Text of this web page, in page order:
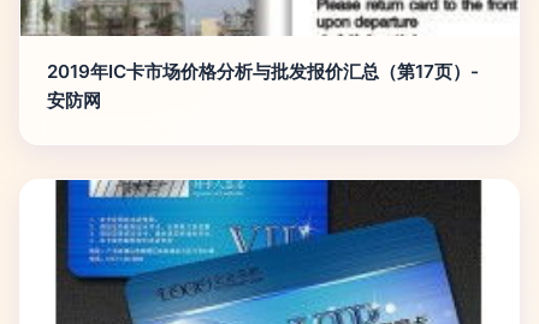
2019年IC卡市场价格分析与批发报价汇总（第17页）-
安防网